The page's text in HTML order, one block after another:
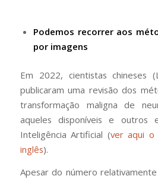
Podemos recorrer aos
por imagens
Em 2022, cientistas chineses
publicaram uma revisão dos
transformação maligna de
aqueles disponíveis e outros
Inteligência Artificial (ver aqui o
inglês).
Apesar do número